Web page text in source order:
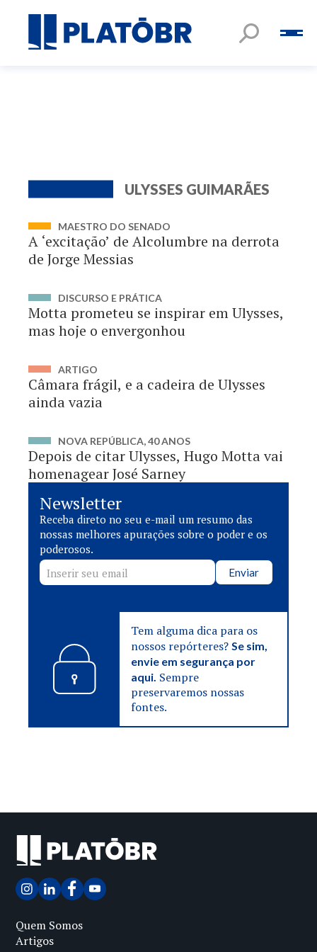
ULYSSES GUIMARÃES
MAESTRO DO SENADO
A ‘excitação’ de Alcolumbre na derrota
de Jorge Messias
DISCURSO E PRÁTICA
Motta prometeu se inspirar em Ulysses,
mas hoje o envergonhou
ARTIGO
Câmara frágil, e a cadeira de Ulysses
ainda vazia
NOVA REPÚBLICA, 40 ANOS
Depois de citar Ulysses, Hugo Motta vai
homenagear José Sarney
Newsletter
Receba direto no seu e-mail um resumo das
nossas melhores apurações sobre o poder e os
poderosos.
Enviar
Tem alguma dica para os
nossos repórteres?Se sim,
envie em segurança por
aqui. Sempre
preservaremos nossas
fontes.
Quem Somos
Artigos